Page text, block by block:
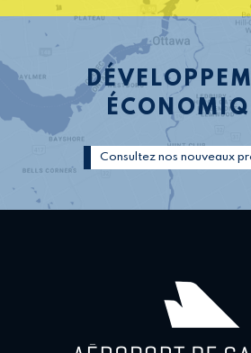
Consultez nos nouveaux